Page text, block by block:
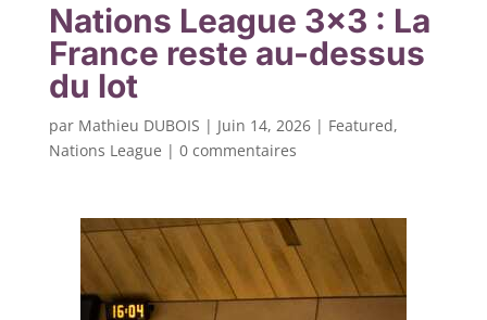
Nations League 3×3 : La
France reste au-dessus
du lot
par Mathieu DUBOIS | Juin 14, 2026| Featured,
Nations League | 0 commentaires